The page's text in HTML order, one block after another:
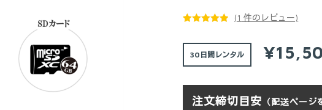
評価に基づ
く5段階評
5.00点
(1 件のレビュー)
30日間
注文締切目安 （配送ページ